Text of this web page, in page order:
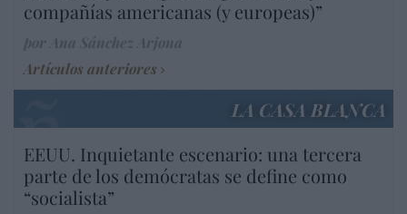
compañías americanas (y europeas)”
Artículos anteriores
LA CASA BLANCA
EEUU. Inquietante escenario: una tercera
parte de los demócratas se define como
“socialista”